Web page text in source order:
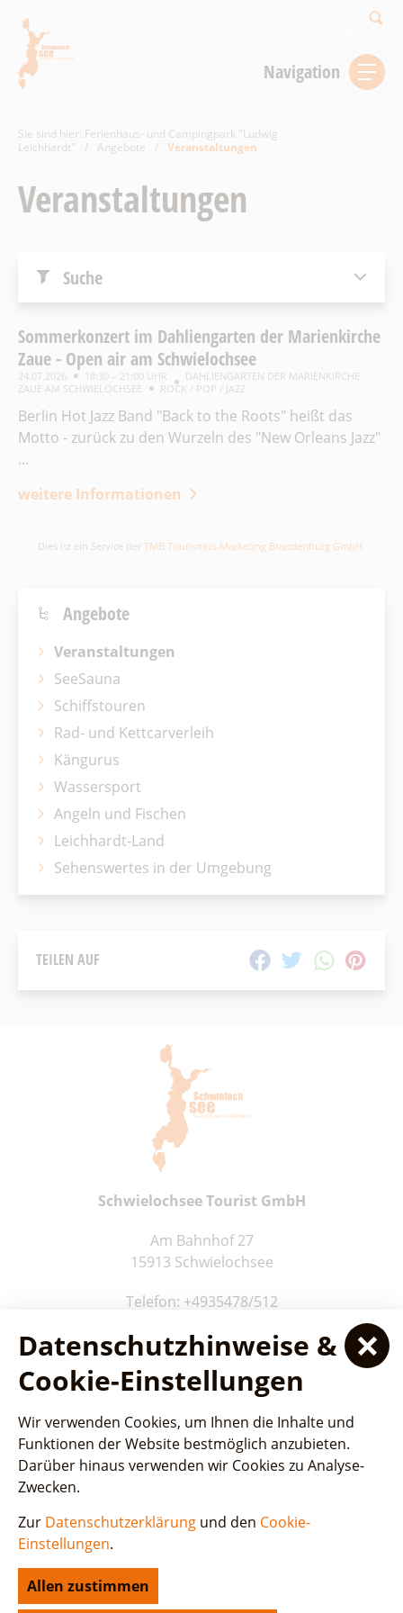
Navigation
Sie sind hier: Ferienhaus- und Campingpark "Ludwig
Leichhardt"
/ Angebote / Veranstaltungen
Veranstaltungen
Sommerkonzert im Dahliengarten der Marienkirche
Zaue - Open air am Schwielochsee
24.07.2026 18:30 – 21:00 UHR
DAHLIENGARTEN DER MARIENKIRCHE
ZAUE AM SCHWIELOCHSEE
ROCK / POP / JAZZ
Berlin Hot Jazz Band "Back to the Roots" heißt das
Motto - zurück zu den Wurzeln des "New Orleans Jazz"
…
weitere Informationen
Dies ist ein Service der TMB Tourismus-Marketing Brandenburg GmbH.
Suche
Angebote
Veranstaltungen
SeeSauna
Schiffstouren
Rad- und Kettcarverleih
Kängurus
Wassersport
Angeln und Fischen
Leichhardt-Land
Sehenswertes in der Umgebung
TEILEN AUF
Schwielochsee Tourist GmbH
Am Bahnhof 27
15913 Schwielochsee
Telefon: +4935478/512
E-Mail:schwielochsee@camping-am-schwielochsee.de
Startseite Lage Öffnungszeiten
Datenschutz
Datenschutzhinweise &
Cookie-Einstellungen
Wir verwenden Cookies, um Ihnen die Inhalte und
Funktionen der Website bestmöglich anzubieten.
Darüber hinaus verwenden wir Cookies zu Analyse-
Zwecken.
Zur Datenschutzerklärung und den Cookie-
Einstellungen.
Allen zustimmen